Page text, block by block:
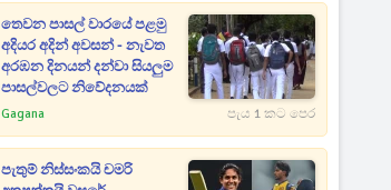
තෙවන පාසල් වාරයේ පළමු
අදියර අදින් අවසන් - නැවත
අරඹන දිනයන් දන්වා සියලුම
පාසල්වලට නිවේදනයක්
Gagana පැය 1 කට පෙර
පැතුම් නිස්සංකයි චමරි